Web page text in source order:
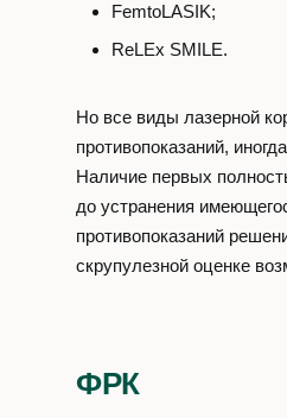
FemtoLASIK;
ReLEx SMILE.
Но все виды лазерной
противопоказаний,
Наличие первых
до устранения
противопоказаний
скрупулезной оценке
ФРК